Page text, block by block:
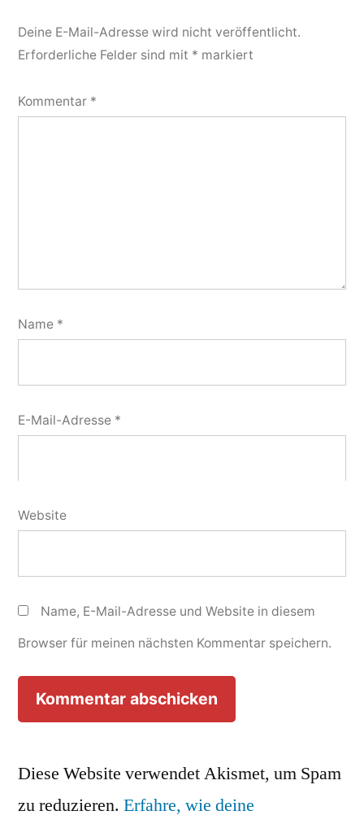
Deine E-Mail-Adresse wird nicht veröffentlicht.
Erforderliche Felder sind mit * markiert
Kommentar *
Name *
E-Mail-Adresse *
Website
Name, E-Mail-Adresse und Website in diesem
Browser für meinen nächsten Kommentar speichern.
Diese Website verwendet Akismet, um Spam
zu reduzieren. Erfahre, wie deine